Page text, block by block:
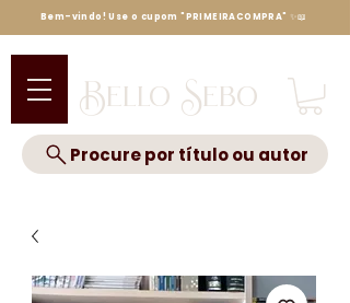
Bello Sebo
Procure por título ou autor
Bem-vindo! Use o cupom "PRIMEIRACOMPRA" ✨📖